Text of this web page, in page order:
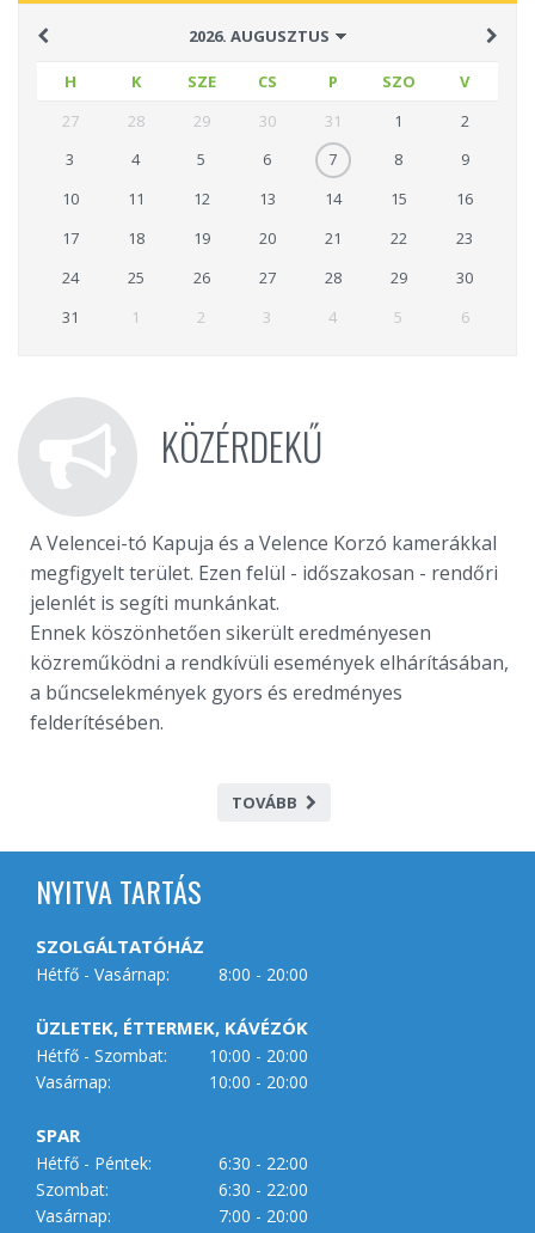
H K SZE CS P SZO
V
27
28 29 30 31 1
2
3
4 5 6 7 8
9
10
11 12 13 14 15
16
17
18 19 20 21 22
23
24
25 26 27 28 29
30
31
1 2 3 4 5 6
KÖZÉRDEKŰ
A Velencei-tó Kapuja és a Velence Korzó kamerákkal
megfigyelt terület. Ezen felül - időszakosan - rendőri
jelenlét is segíti munkánkat.
Ennek köszönhetően sikerült eredményesen
közreműködni a rendkívüli események elhárításában,
a bűncselekmények gyors és eredményes
felderítésében.
TOVÁBB
NYITVA TARTÁS
SZOLGÁLTATÓHÁZ
Hétfő - Vasárnap: 8:00 - 20:00
ÜZLETEK, ÉTTERMEK, KÁVÉZÓK
Hétfő - Szombat:
10:00 - 20:00
Vasárnap:
10:00 - 20:00
SPAR
Hétfő - Péntek:
6:30 - 22:00
Szombat:
6:30 - 22:00
Vasárnap:
7:00 - 20:00